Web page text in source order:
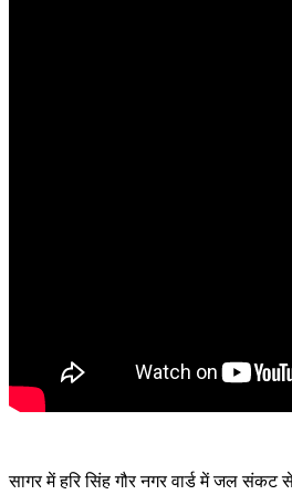
सागर में हरि सिंह गौर नगर वार्ड में जल संकट